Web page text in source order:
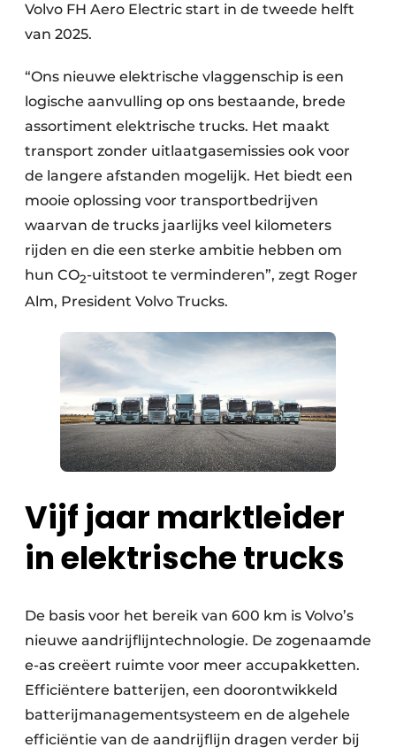
Volvo FH Aero Electric start in de tweede helft
van 2025.
“Ons nieuwe elektrische vlaggenschip is een
logische aanvulling op ons bestaande, brede
assortiment elektrische trucks. Het maakt
transport zonder uitlaatgasemissies ook voor
de langere afstanden mogelijk. Het biedt een
mooie oplossing voor transportbedrijven
waarvan de trucks jaarlijks veel kilometers
rijden en die een sterke ambitie hebben om
hun CO2-uitstoot te verminderen”, zegt Roger
Alm, President Volvo Trucks.
Vijf jaar marktleider
in elektrische trucks
De basis voor het bereik van 600 km is Volvo’s
nieuwe aandrijflijntechnologie. De zogenaamde
e-as creëert ruimte voor meer accupakketten.
Efficiëntere batterijen, een doorontwikkeld
batterijmanagementsysteem en de algehele
efficiëntie van de aandrijflijn dragen verder bij